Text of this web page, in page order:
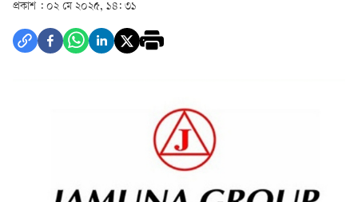
প্রকাশ : ০২ মে ২০২৫, ১৪: ৩১